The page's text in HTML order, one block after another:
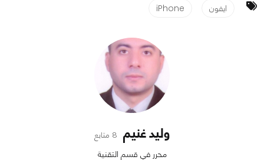
ايفون iPhone
وليد غنيم 8 متابع
محرر في قسم التقنية